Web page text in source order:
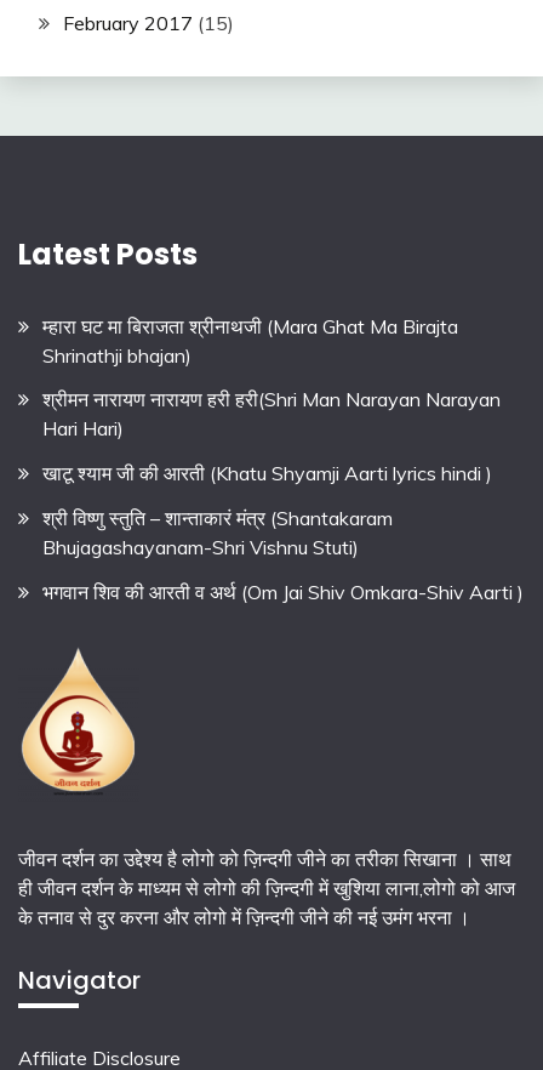
February 2017 (15)
Latest Posts
म्हारा घट मा बिराजता श्रीनाथजी (Mara Ghat Ma Birajta
Shrinathji bhajan)
श्रीमन नारायण नारायण हरी हरी(Shri Man Narayan Narayan
Hari Hari)
खाटू श्याम जी की आरती (Khatu Shyamji Aarti lyrics hindi )
श्री विष्णु स्तुति – शान्ताकारं मंत्र (Shantakaram
Bhujagashayanam-Shri Vishnu Stuti)
भगवान शिव की आरती व अर्थ (Om Jai Shiv Omkara-Shiv Aarti )
जीवन दर्शन का उद्देश्य है लोगो को ज़िन्दगी जीने का तरीका सिखाना । साथ
ही जीवन दर्शन के माध्यम से लोगो की ज़िन्दगी में खुशिया लाना,लोगो को आज
के तनाव से दुर करना और लोगो में ज़िन्दगी जीने की नई उमंग भरना ।
Navigator
Affiliate Disclosure